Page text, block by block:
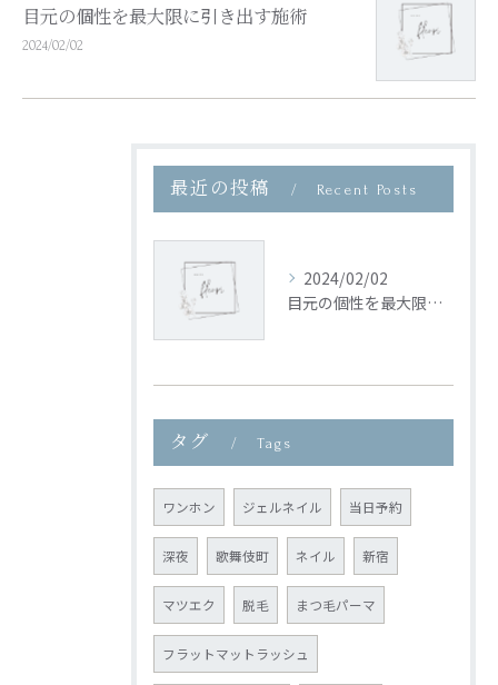
目元の個性を最大限に引き出す施術
2024/02/02
最近の投稿 Recent Posts
2024/02/02
目元の個性を最大限に引き出す施術
タグ Tags
ワンホン ジェルネイル 当日予約
深夜 歌舞伎町 ネイル 新宿
マツエク 脱毛 まつ毛パーマ
フラットマットラッシュ